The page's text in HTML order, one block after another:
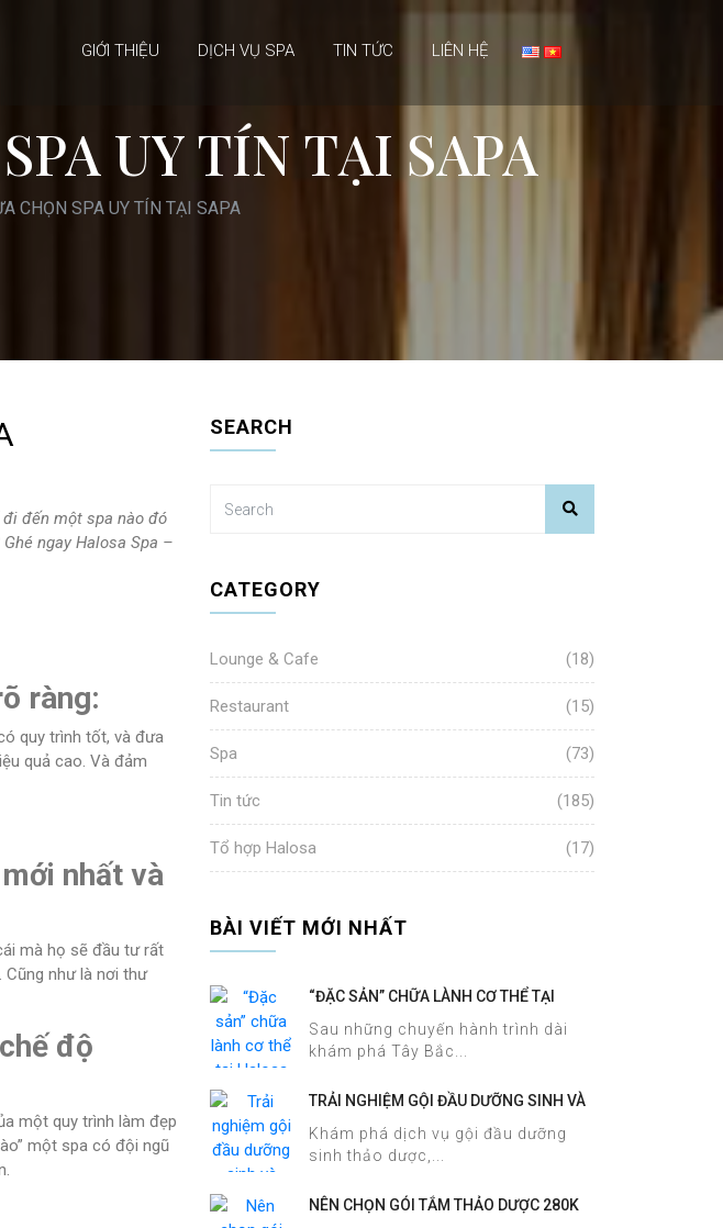
GIỚI THIỆU DỊCH VỤ SPA TIN TỨC LIÊN HỆ
UY TÍN TẠI SAPA
CHỌN SPA UY TÍN TẠI SAPA
đến một spa nào đó
ngay Halosa Spa –
ràng:
quy trình tốt, và đưa
quả cao. Và đảm
nhất và
mà họ sẽ đầu tư rất
như là nơi thư
độ
một quy trình làm đẹp
một spa có đội ngũ
SEARCH
CATEGORY
Lounge & Cafe (18)
Restaurant (15)
Spa (73)
Tin tức (185)
Tổ hợp Halosa (17)
BÀI VIẾT MỚI NHẤT
“ĐẶC SẢN” CHỮA LÀNH CƠ THỂ TẠI
Sau những chuyến hành trình dài
khám phá Tây Bắc...
TRẢI NGHIỆM GỘI ĐẦU DƯỠNG SINH VÀ
MASSAGE
Khám phá dịch vụ gội đầu dưỡng
sinh thảo dược,...
NÊN CHỌN GÓI TẮM THẢO DƯỢC 280K